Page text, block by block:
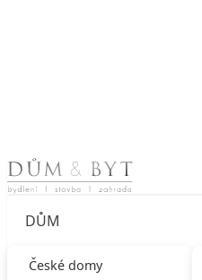
Skip to content
DŮM
České domy